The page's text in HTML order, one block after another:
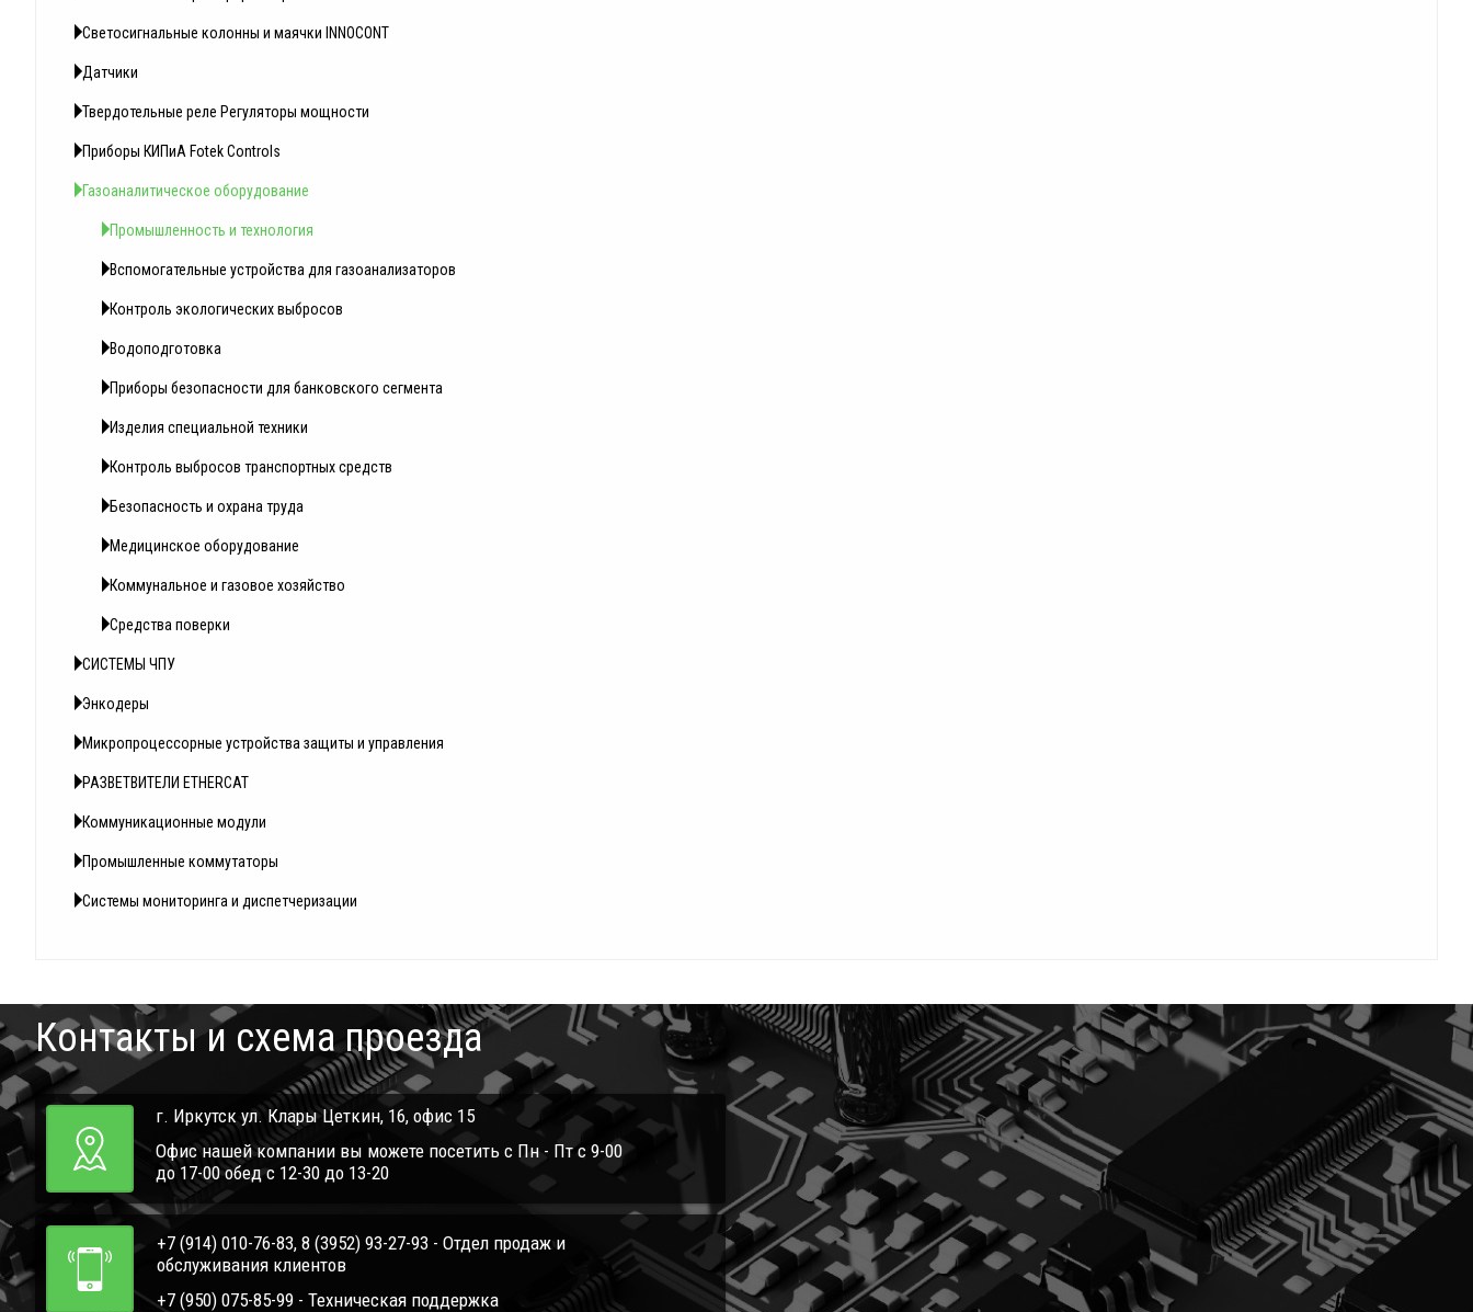
Светосигнальные колонны и маячки INNOCONT
Датчики
Твердотельные реле Регуляторы мощности
Приборы КИПиА Fotek Controls
Газоаналитическое оборудование
Промышленность и технология
Вспомогательные устройства для газоанализаторов
Контроль экологических выбросов
Водоподготовка
Приборы безопасности для банковского сегмента
Изделия специальной техники
Контроль выбросов транспортных средств
Безопасность и охрана труда
Медицинское оборудование
Коммунальное и газовое хозяйство
Средства поверки
СИСТЕМЫ ЧПУ
Энкодеры
Микропроцессорные устройства защиты и управления
РАЗВЕТВИТЕЛИ ETHERCAT
Коммуникационные модули
Промышленные коммутаторы
Системы мониторинга и диспетчеризации
Контакты и схема проезда
г. Иркутск ул. Клары Цеткин, 16, офис 15
Офис нашей компании вы можете посетить с Пн - Пт с 9-00
до 17-00 обед с 12-30 до 13-20
+7 (914) 010-76-83, 8 (3952) 93-27-93 - Отдел продаж и
обслуживания клиентов
+7 (950) 075-85-99 - Техническая поддержка